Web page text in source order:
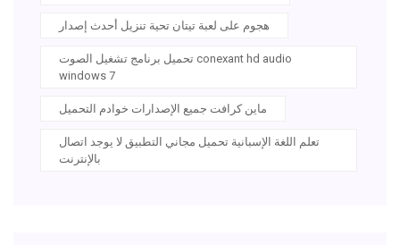
هجوم على لعبة تيتان تحية تنزيل أحدث إصدار
تحميل برنامج تشغيل الصوت conexant hd audio
windows 7
ماين كرافت جميع الإصدارات خوادم التحميل
تعلم اللغة الإسبانية تحميل مجاني التطبيق لا يوجد اتصال
بالإنترنت